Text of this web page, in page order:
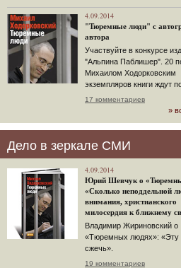
4.09.2014
"Тюремные люди" с
автора
Участвуйте в конкурсе
"Альпина Паблишер". 20
Михаилом Ходорковским
экземпляров книги ждут
17 комментариев
»
Дело в зеркале СМИ
4.09.2014
Юрий Шевчук о
«Сколько неподдельной
внимания, христианского
милосердия к ближнему
Владимир Жириновский о
«Тюремных людях»: «Эту
сжечь».
19 комментариев